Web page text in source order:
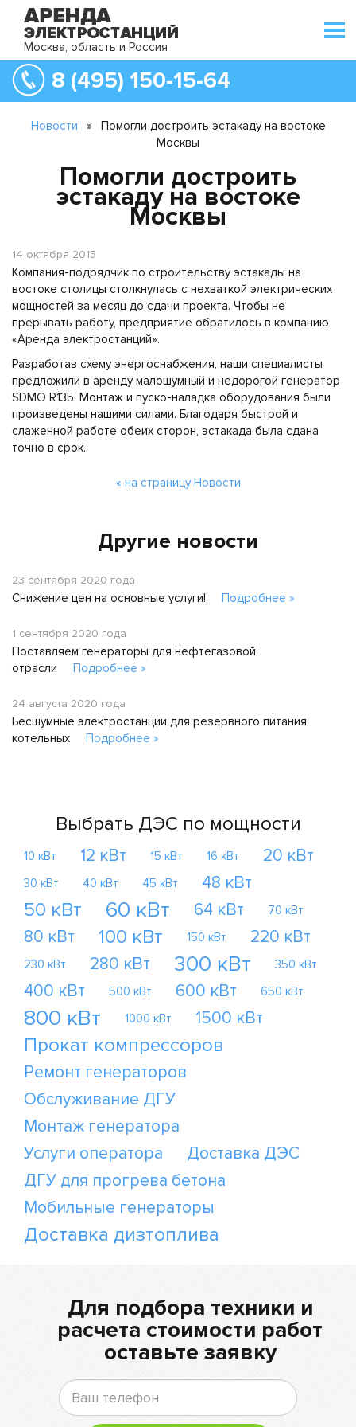
Москва, область и Россия
8 (495) 150-15-64
Новости »
Помогли достроить эстакаду на востоке
Москвы
Помогли достроить
эстакаду на востоке
Москвы
14 октября 2015
Компания-подрядчик по строительству эстакады на
востоке столицы столкнулась с нехваткой электрических
мощностей за месяц до сдачи проекта. Чтобы не
прерывать работу, предприятие обратилось в компанию
«Аренда электростанций».
Разработав схему энергоснабжения, наши специалисты
предложили в аренду малошумный и недорогой генератор
SDMO R135. Монтаж и пуско-наладка оборудования были
произведены нашими силами. Благодаря быстрой и
слаженной работе обеих сторон, эстакада была сдана
точно в срок.
« на страницу Новости
Другие новости
23 сентября 2020 года
Снижение цен на основные услуги! Подробнее »
1 сентября 2020 года
Поставляем генераторы для нефтегазовой
отрасли
Подробнее »
24 августа 2020 года
Бесшумные электростанции для резервного питания
котельных
Подробнее »
Выбрать ДЭС по мощности
10 кВт 12 кВт 15 кВт 16 кВт 20 кВт
30 кВт 40 кВт 45 кВт 48 кВт
50 кВт 60 кВт 64 кВт 70 кВт
80 кВт 100 кВт 150 кВт 220 кВт
230 кВт 280 кВт 300 кВт 350 кВт
400 кВт 500 кВт 600 кВт 650 кВт
800 кВт 1000 кВт 1500 кВт
Прокат компрессоров
Ремонт генераторов
Обслуживание ДГУ
Монтаж генератора
Услуги оператора
Доставка ДЭС
ДГУ для прогрева бетона
Мобильные генераторы
Доставка дизтоплива
Для подбора техники и
расчета стоимости работ
оставьте заявку